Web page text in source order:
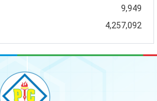
9,949
4,257,092